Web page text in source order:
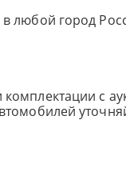
любой город
с